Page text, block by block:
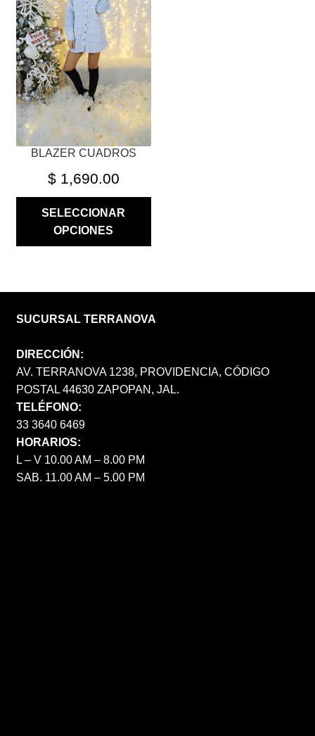
BLAZER CUADROS
$1,690.00
SELECCIONAR
OPCIONES
LAS
OPCIONES
SE
PUEDEN
ELEGIR
EN
LA
PÁGINA
PRODUCTO
SUCURSAL TERRANOVA
DIRECCIÓN:
AV. TERRANOVA 1238, PROVIDENCIA, CÓDIGO
POSTAL 44630 ZAPOPAN, JAL.
TELÉFONO:
33 3640 6469
HORARIOS:
L – V 10.00 AM – 8.00 PM
SAB. 11.00 AM – 5.00 PM